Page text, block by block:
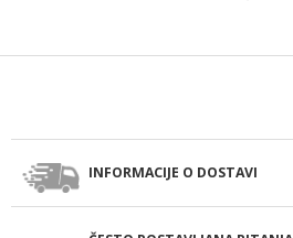
INFORMACIJE O DOSTAVI